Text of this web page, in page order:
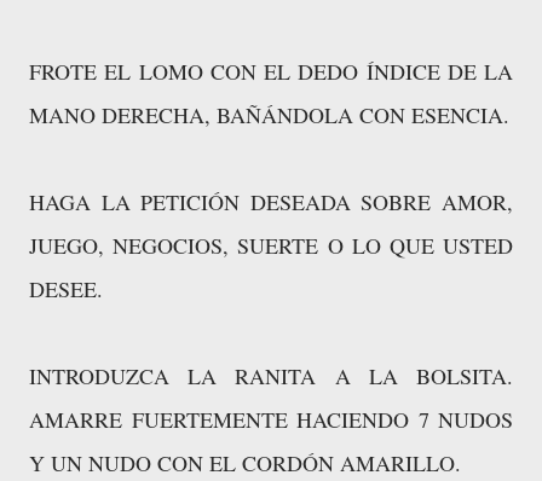
FROTE EL LOMO CON EL DEDO ÍNDICE DE LA
MANO DERECHA, BAÑÁNDOLA CON ESENCIA.
HAGA LA PETICIÓN DESEADA SOBRE AMOR,
JUEGO, NEGOCIOS, SUERTE O LO QUE USTED
DESEE.
INTRODUZCA LA RANITA A LA BOLSITA.
AMARRE FUERTEMENTE HACIENDO 7 NUDOS
Y UN NUDO CON EL CORDÓN AMARILLO.